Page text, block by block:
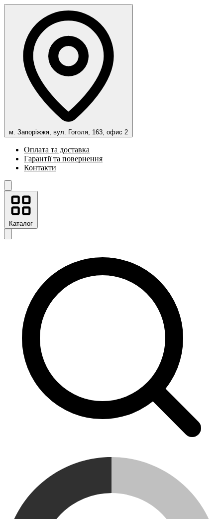
м. Запоріжжя, вул. Гоголя, 163, офис 2
Оплата та доставка
Гарантії та повернення
Контакти
Каталог